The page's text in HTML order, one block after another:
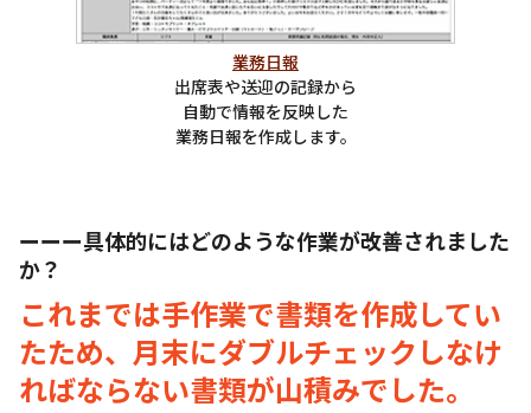
業務日報
出席表や送迎の記録から
自動で情報を反映した
業務日報を作成します。
ーーー具体的にはどのような作業が改善されました
か？
これまでは手作業で書類を作成してい
たため、月末にダブルチェックしなけ
ればならない書類が山積みでした。